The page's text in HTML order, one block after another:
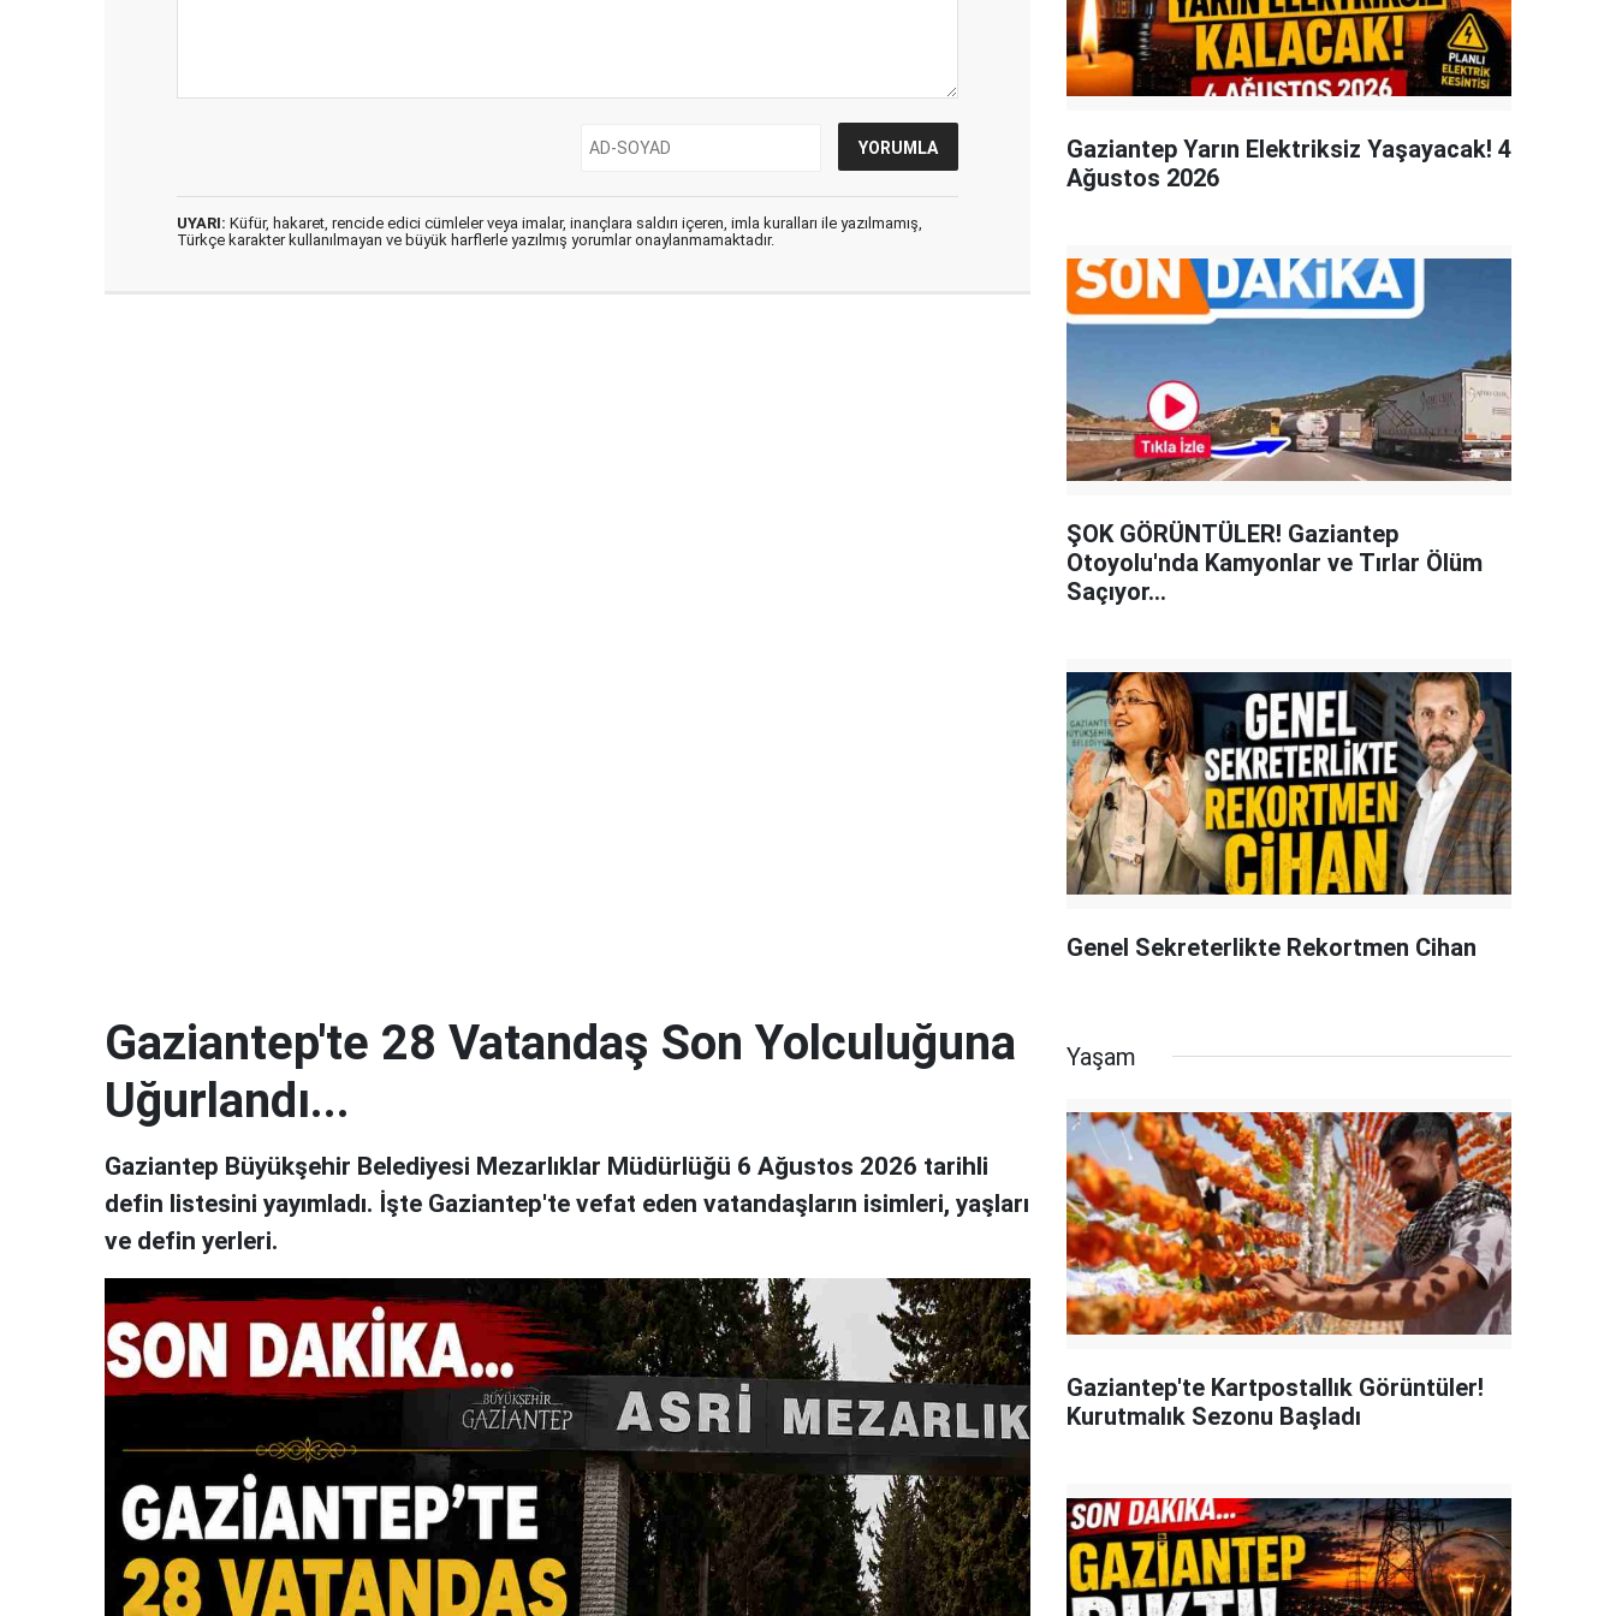
UYARI: Küfür, hakaret, rencide edici cümleler veya imalar, inançlara saldırı içeren, imla kuralları ile yazılmamış,
Türkçe karakter kullanılmayan ve büyük harflerle yazılmış yorumlar onaylanmamaktadır.
Gaziantep Yarın Elektriksiz Yaşayacak! 4
Ağustos 2026
ŞOK GÖRÜNTÜLER! Gaziantep
Otoyolu'nda Kamyonlar ve Tırlar Ölüm
Saçıyor...
Genel Sekreterlikte Rekortmen Cihan
Gaziantep'te 28 Vatandaş Son Yolculuğuna
Uğurlandı...
Gaziantep Büyükşehir Belediyesi Mezarlıklar Müdürlüğü 6 Ağustos 2026 tarihli
defin listesini yayımladı. İşte Gaziantep'te vefat eden vatandaşların isimleri, yaşları
ve defin yerleri.
Yaşam
Gaziantep'te Kartpostallık Görüntüler!
Kurutmalık Sezonu Başladı